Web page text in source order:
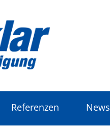
Referenzen News